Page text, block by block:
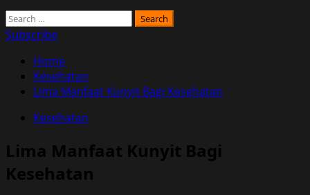
Search
for:
Subscribe
Home
Kesehatan
Lima Manfaat Kunyit Bagi Kesehatan
Kesehatan
Lima Manfaat Kunyit Bagi
Kesehatan